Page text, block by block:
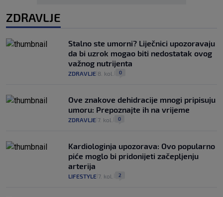
ZDRAVLJE
Stalno ste umorni? Liječnici upozoravaju
da bi uzrok mogao biti nedostatak ovog
važnog nutrijenta
ZDRAVLJE 8. kol. 0
Ove znakove dehidracije mnogi pripisuju
umoru: Prepoznajte ih na vrijeme
ZDRAVLJE 7. kol. 0
Kardiologinja upozorava: Ovo popularno
piće moglo bi pridonijeti začepljenju
arterija
LIFESTYLE 7. kol. 2